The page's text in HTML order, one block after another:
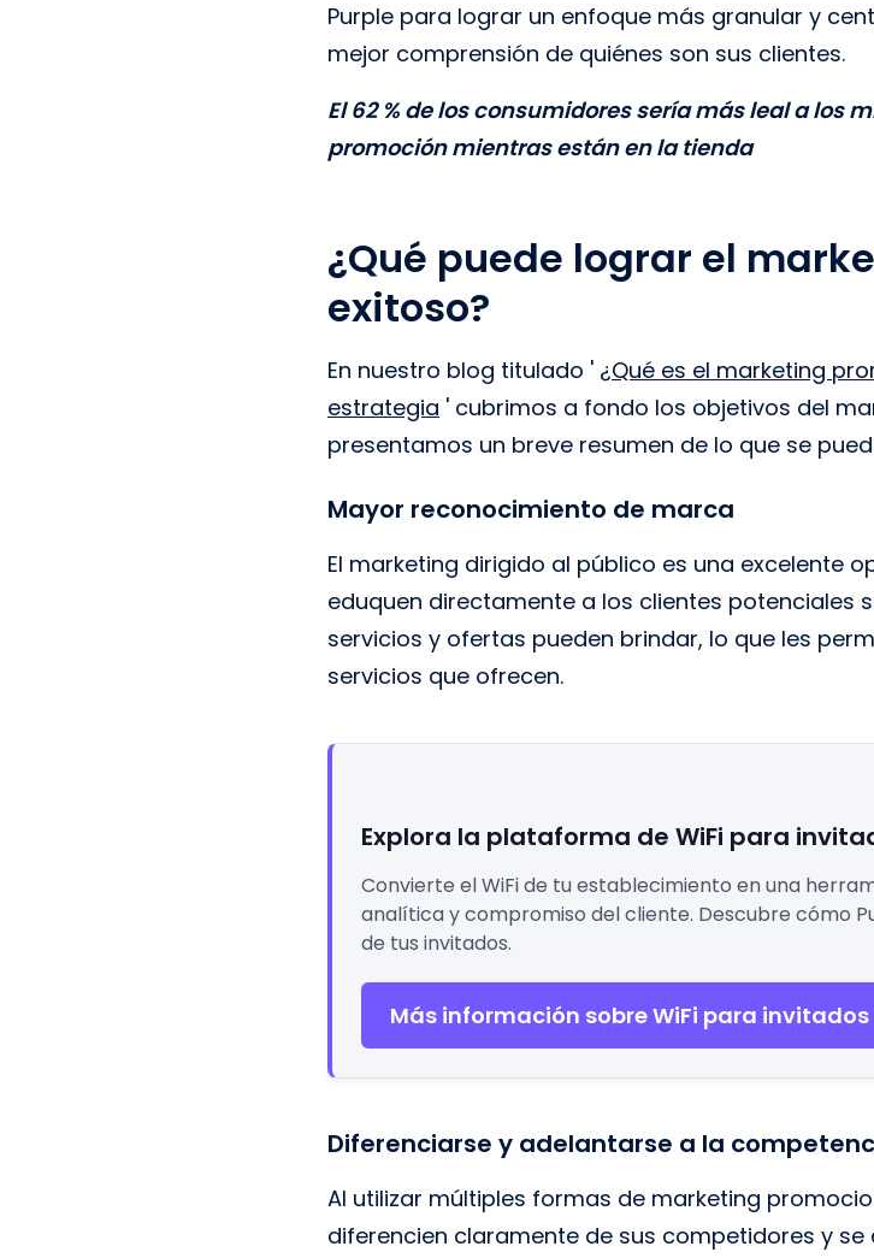
Purple para lograr un enfoque más granular y
mejor comprensión de quiénes son sus clientes.
El 62 % de los consumidores sería más leal a los
promoción mientras están en la tienda
¿Qué puede lograr el
exitoso?
En nuestro blog titulado ' ¿Qué es el marketing
estrategia ' cubrimos a fondo los objetivos del
presentamos un breve resumen de lo que se
Mayor reconocimiento de marca
El marketing dirigido al público es una excelente
eduquen directamente a los clientes potenciales
servicios y ofertas pueden brindar, lo que les
servicios que ofrecen.
Explora la plataforma de WiFi para
Convierte el WiFi de tu establecimiento en una
analítica y compromiso del cliente. Descubre cómo
de tus invitados.
Más información sobre WiFi para invitados
Diferenciarse y adelantarse a la
Al utilizar múltiples formas de marketing
diferencien claramente de sus competidores y